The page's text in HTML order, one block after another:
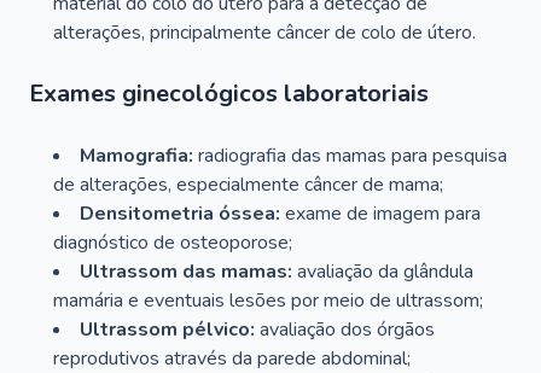
alterações, principalmente câncer de colo de útero.
Exames ginecológicos laboratoriais
Mamografia: radiografia das mamas para pesquisa
de alterações, especialmente câncer de mama;
Densitometria óssea: exame de imagem para
diagnóstico de osteoporose;
Ultrassom das mamas: avaliação da glândula
mamária e eventuais lesões por meio de ultrassom;
Ultrassom pélvico: avaliação dos órgãos
reprodutivos através da parede abdominal;